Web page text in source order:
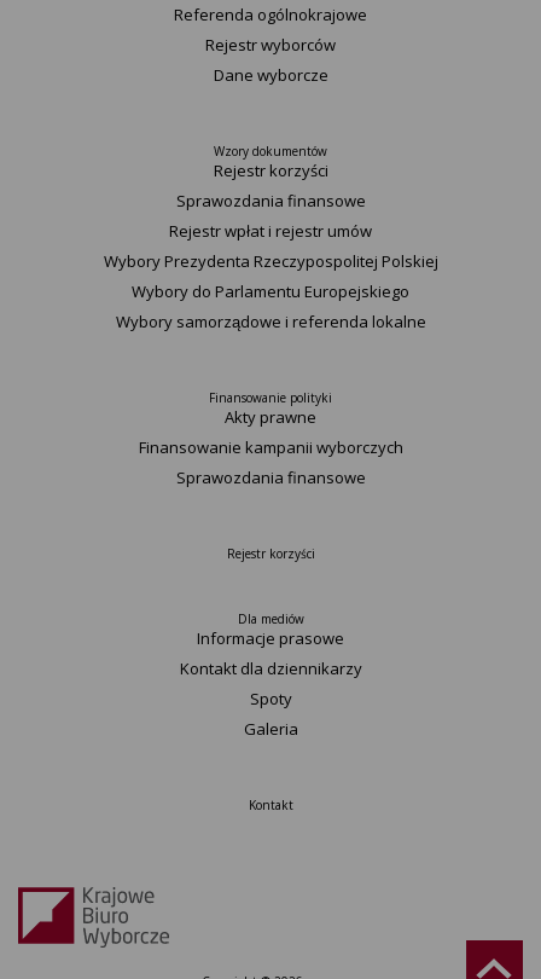
Referenda ogólnokrajowe
Rejestr wyborców
Dane wyborcze
Wzory dokumentów
Rejestr korzyści
Sprawozdania finansowe
Rejestr wpłat i rejestr umów
Wybory Prezydenta Rzeczypospolitej Polskiej
Wybory do Parlamentu Europejskiego
Wybory samorządowe i referenda lokalne
Finansowanie polityki
Akty prawne
Finansowanie kampanii wyborczych
Sprawozdania finansowe
Rejestr korzyści
Dla mediów
Informacje prasowe
Kontakt dla dziennikarzy
Spoty
Galeria
Kontakt